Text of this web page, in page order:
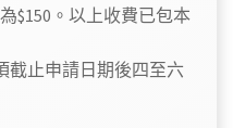
$150。以上收費已包本
截止申請日期後四至六